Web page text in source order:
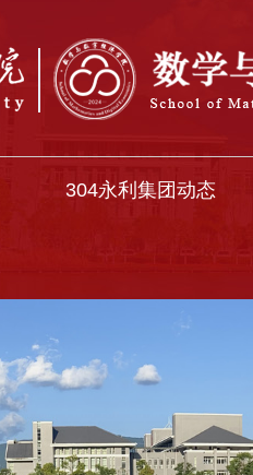
304永利集团动态